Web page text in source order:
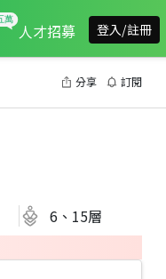
人才招募 登入/註冊
分享 訂閱
6、15層